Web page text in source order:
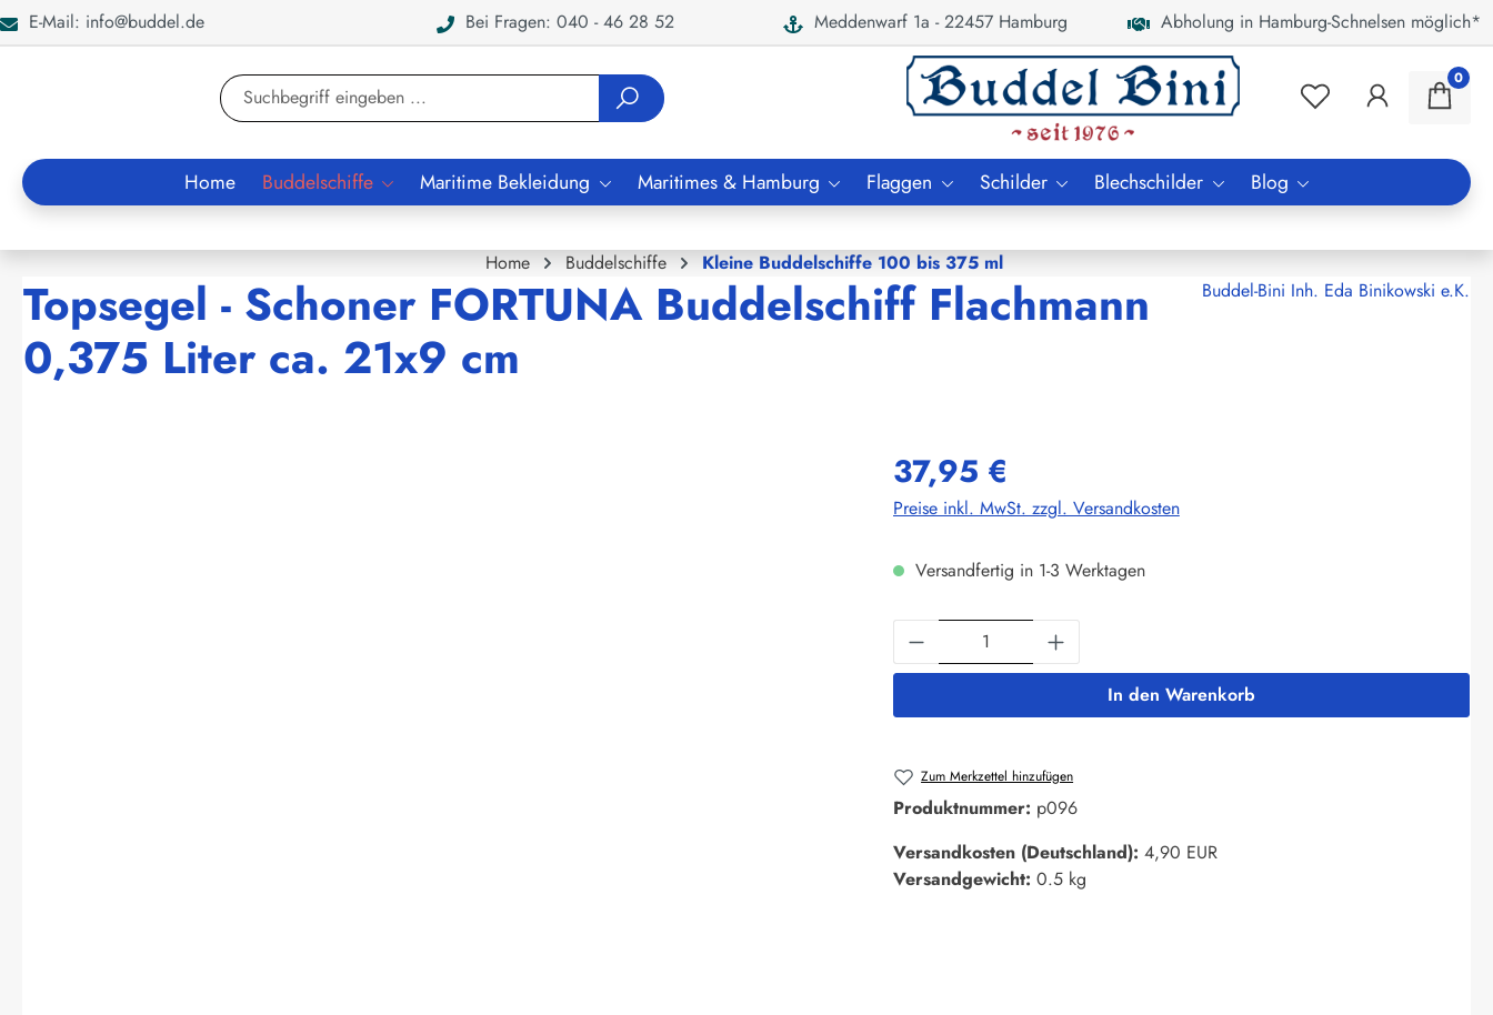
Zur Suche springen
E-Mail: info@buddel.de Bei Fragen: 040 - 46 28 52 Meddenwarf 1a - 22457 Hamburg Abholung in Hamburg-Schnelsen möglich*
0
Home Buddelschiffe Maritime Bekleidung Maritimes & Hamburg Flaggen Schilder Blechschilder Blog
Home Buddelschiffe Kleine Buddelschiffe 100 bis 375 ml
Topsegel - Schoner FORTUNA Buddelschiff Flachmann
0,375 Liter ca. 21x9 cm
Buddel-Bini Inh. Eda Binikowski e.K.
37,95 €
Preise inkl. MwSt. zzgl. Versandkosten
Versandfertig in 1-3 Werktagen
Produkt Anzahl: Gib den gewünschten Wert ein
In den Warenkorb
Zum Merkzettel hinzufügen
Produktnummer: p096
Versandkosten (Deutschland): 4,90 EUR
Versandgewicht: 0.5 kg